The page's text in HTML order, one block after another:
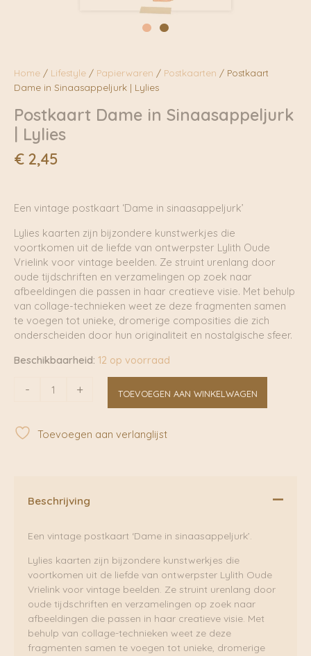
Home / Lifestyle / Papierwaren / Postkaarten / Postkaart
Dame in Sinaasappeljurk | Lylies
Postkaart Dame in Sinaasappeljurk
| Lylies
€ 2,45
Een vintage postkaart ‘Dame in sinaasappeljurk’
Lylies kaarten zijn bijzondere kunstwerkjes die
voortkomen uit de liefde van ontwerpster Lylith Oude
Vrielink voor vintage beelden. Ze struint urenlang door
oude tijdschriften en verzamelingen op zoek naar
afbeeldingen die passen in haar creatieve visie. Met behulp
van collage-technieken weet ze deze fragmenten samen
te voegen tot unieke, dromerige composities die zich
onderscheiden door hun originaliteit en nostalgische sfeer.
Beschikbaarheid: 12 op voorraad
-
Postkaart
Sinaasappeljurk
+ TOEVOEGEN AAN WINKELWAGEN
Toevoegen aan verlanglijst
Beschrijving
Een vintage postkaart ‘Dame in sinaasappeljurk’.
Lylies kaarten zijn bijzondere kunstwerkjes die
voortkomen uit de liefde van ontwerpster Lylith Oude
Vrielink voor vintage beelden. Ze struint urenlang door
oude tijdschriften en verzamelingen op zoek naar
afbeeldingen die passen in haar creatieve visie. Met
behulp van collage-technieken weet ze deze
fragmenten samen te voegen tot unieke, dromerige